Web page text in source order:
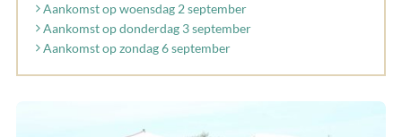
Aankomst op woensdag 2 september
Aankomst op donderdag 3 september
Aankomst op zondag 6 september